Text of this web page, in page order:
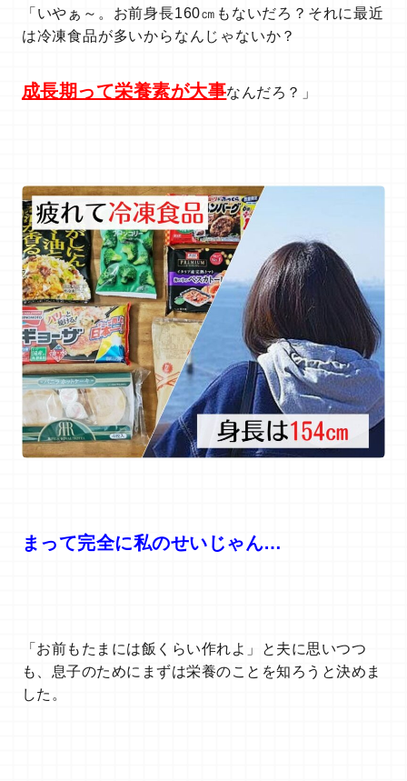
「いやぁ～。お前身長160㎝もないだろ？それに最近
は冷凍食品が多いからなんじゃないか？
成長期って栄養素が大事なんだろ？」
まって完全に私のせいじゃん…
「お前もたまには飯くらい作れよ」と夫に思いつつ
も、息子のためにまずは栄養のことを知ろうと決めま
した。